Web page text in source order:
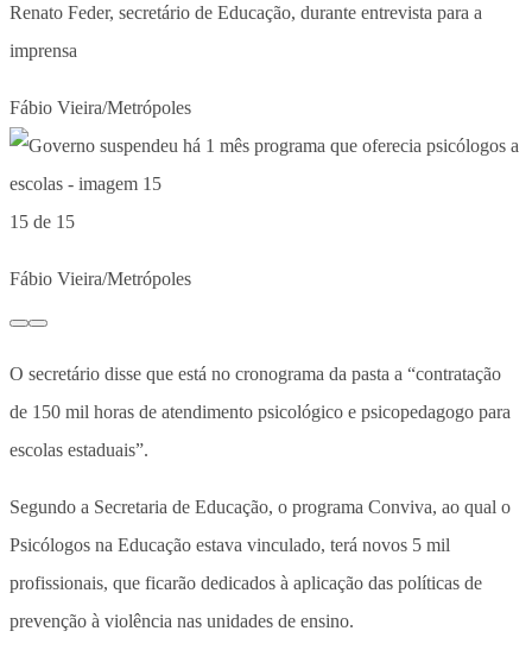
Renato Feder, secretário de Educação, durante entrevista para a
imprensa
Fábio Vieira/Metrópoles
15 de 15
Fábio Vieira/Metrópoles
O secretário disse que está no cronograma da pasta a “contratação
de 150 mil horas de atendimento psicológico e psicopedagogo para
escolas estaduais”.
Segundo a Secretaria de Educação, o programa Conviva, ao qual o
Psicólogos na Educação estava vinculado, terá novos 5 mil
profissionais, que ficarão dedicados à aplicação das políticas de
prevenção à violência nas unidades de ensino.